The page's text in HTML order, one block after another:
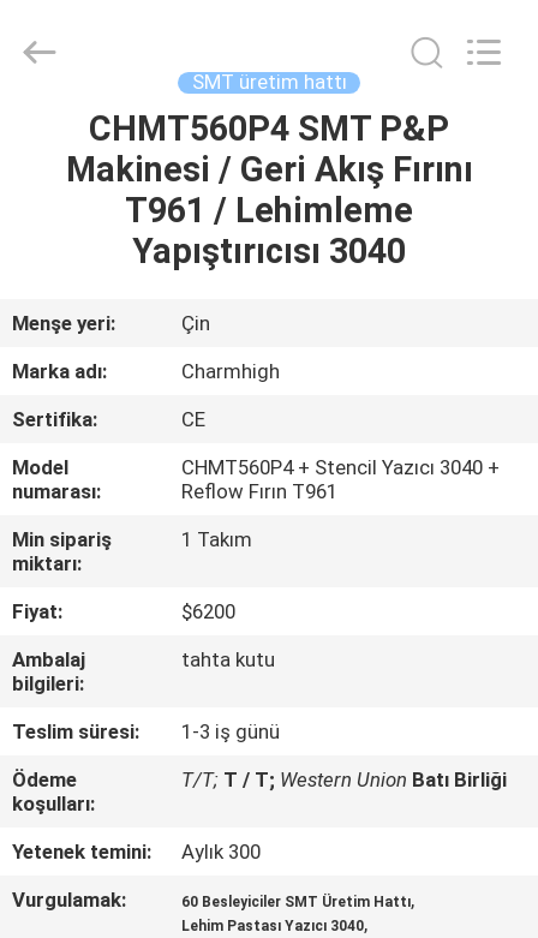
ÜRÜNLER
HAKKIMIZDA
FABRIKA
TURU
KALITE
KONTROLÜ
BIZE
HABERLER
SHOPPING
ON
TECHNOLOGY
LIMITED.
SMT üretim hattı
CHMT560P4 SMT P&P
Makinesi / Geri Akış Fırını
T961 / Lehimleme
Yapıştırıcısı 3040
Menşe yeri:
Çin
Marka adı:
Charmhigh
Sertifika:
CE
Model
numarası:
CHMT560P4 + Stencil Yazıcı 3040 +
Reflow Fırın T961
Min sipariş
miktarı:
1 Takım
Fiyat:
$6200
Ambalaj
bilgileri:
tahta kutu
Teslim süresi:
1-3 iş günü
Ödeme
koşulları:
T/T; T / T; Western Union Batı Birliği
Yetenek temini:
Aylık 300
Vurgulamak:
60 Besleyiciler SMT Üretim Hattı,
Lehim Pastası Yazıcı 3040,